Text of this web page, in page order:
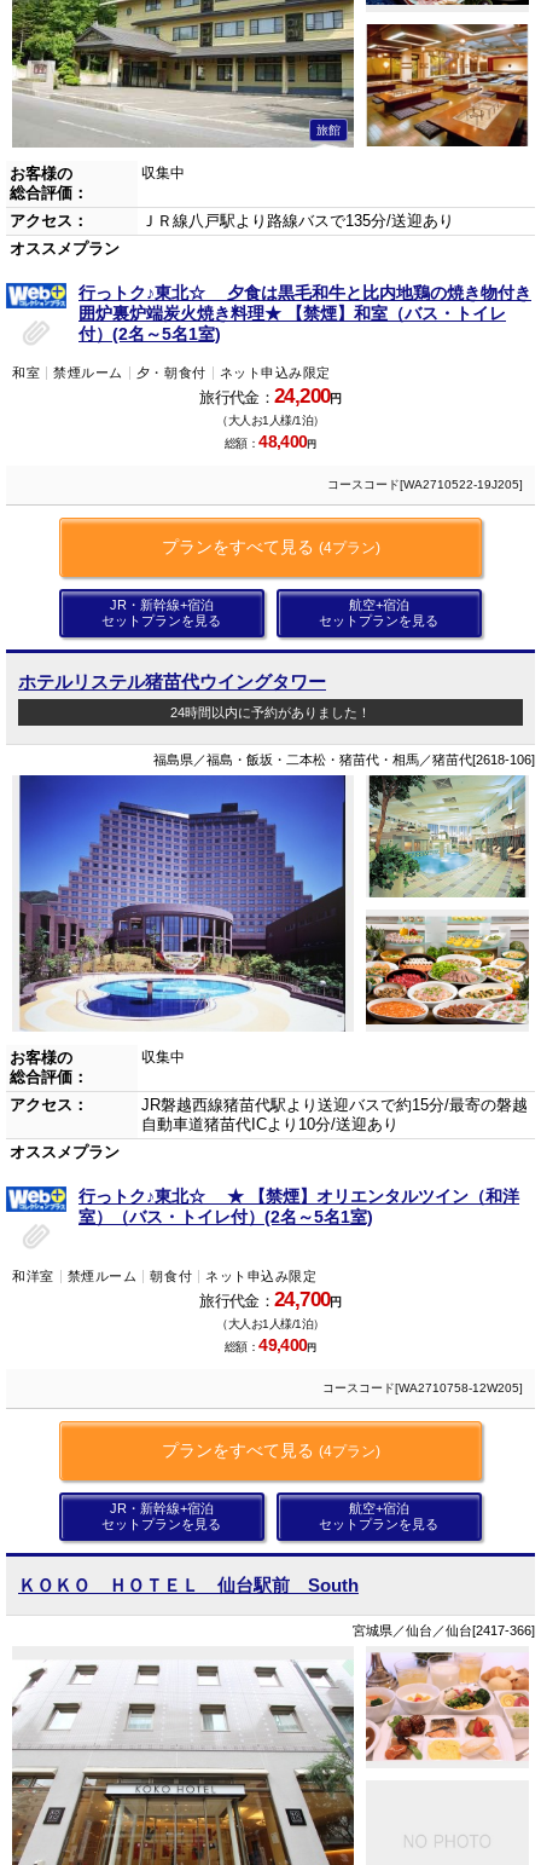
旅館
お客様の
総合評価：
収集中
アクセス：
ＪＲ線八戸駅より路線バスで135分/送迎あり
オススメプラン
行っトク♪東北☆ 夕食は黒毛和牛と比内地鶏の焼き物付き
囲炉裏炉端炭火焼き料理★ 【禁煙】和室（バス・トイレ
付）(2名～5名1室)
和室 禁煙ルーム 夕・朝食付 ネット申込み限定
旅行代金：24,200円
（大人お1人様/1泊）
総額：48,400円
コースコード[WA2710522-19J205]
プランをすべて見る (4プラン)
JR・新幹線+宿泊
セットプランを見る
航空+宿泊
セットプランを見る
ホテルリステル猪苗代ウイングタワー
24時間以内に予約がありました！
福島県／福島・飯坂・二本松・猪苗代・相馬／猪苗代[2618-106]
お客様の
総合評価：
収集中
アクセス：
JR磐越西線猪苗代駅より送迎バスで約15分/最寄の磐越
自動車道猪苗代ICより10分/送迎あり
オススメプラン
行っトク♪東北☆ ★ 【禁煙】オリエンタルツイン（和洋
室）（バス・トイレ付）(2名～5名1室)
和洋室 禁煙ルーム 朝食付 ネット申込み限定
旅行代金：24,700円
（大人お1人様/1泊）
総額：49,400円
コースコード[WA2710758-12W205]
プランをすべて見る (4プラン)
JR・新幹線+宿泊
セットプランを見る
航空+宿泊
セットプランを見る
ＫＯＫＯ ＨＯＴＥＬ 仙台駅前 South
宮城県／仙台／仙台[2417-366]